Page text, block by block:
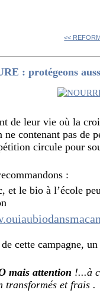
<<
: protégeons
de leur vie où la
ne contenant pas de
circule pour
:
et le bio à l’école
cette campagne,
mais attention !...à
transformés et frais .